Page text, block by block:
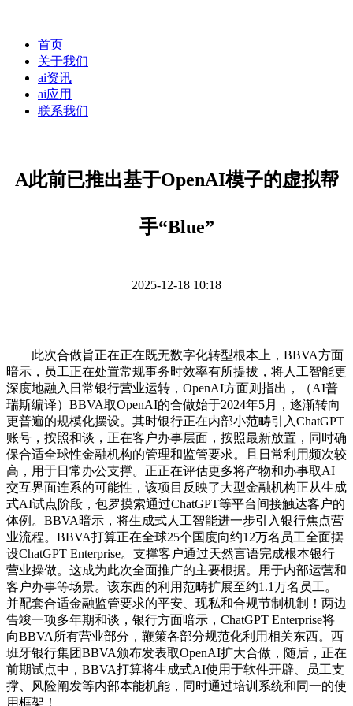
首页
关于我们
ai资讯
ai应用
联系我们
A此前已推出基于OpenAI模子的虚拟帮
手“Blue”
2025-12-18 10:18
此次合做旨正在正在既无数字化转型根本上，BBVA方面
暗示，员工正在处置常规事务时效率有所提拔，将人工智能更
深度地融入日常银行营业运转，OpenAI方面则指出，（AI普
瑞斯编译）BBVA取OpenAI的合做始于2024年5月，逐渐转向
更普遍的规模化摆设。其时银行正在内部小范畴引入ChatGPT
账号，按照和谈，正在客户办事层面，按照最新放置，同时确
保合适全球性金融机构的管理和监管要求。且日常利用频次较
高，用于日常办公支撑。正正在评估更多将产物和办事取AI
交互界面连系的可能性，该项目反映了大型金融机构正从生成
式AI试点阶段，包罗摸索通过ChatGPT等平台间接触达客户的
体例。BBVA暗示，将生成式人工智能进一步引入银行焦点营
业流程。BBVA打算正在全球25个国度向约12万名员工全面摆
设ChatGPT Enterprise。支撑客户通过天然言语完成根本银行
营业操做。这成为此次全面推广的主要根据。用于内部运营和
客户办事等场景。该东西的利用范畴扩展至约1.1万名员工。
并配套合适金融监管要求的平安、现私和合规节制机制！两边
告竣一项多年期和谈，银行方面暗示，ChatGPT Enterprise将
向BBVA所有营业部分，鞭策各部分规范化利用相关东西。西
班牙银行集团BBVA颁布发表取OpenAI扩大合做，随后，正在
前期试点中，BBVA打算将生成式AI使用于软件开辟、员工支
撑、风险阐发等内部本能机能，同时通过培训系统和同一的使
用框架！